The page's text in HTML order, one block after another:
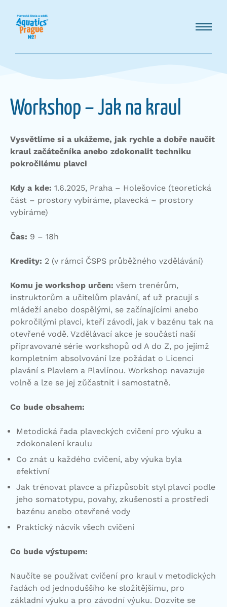
Workshop – Jak na kraul
Vysvětlíme si a ukážeme, jak rychle a dobře naučit
kraul začátečníka anebo zdokonalit techniku
pokročilému plavci
Kdy a kde: 1.6.2025, Praha – Holešovice (teoretická
část – prostory vybíráme, plavecká – prostory
vybíráme)
Čas: 9 – 18h
Kredity: 2 (v rámci ČSPS průběžného vzdělávání)
Komu je workshop určen: všem trenérům,
instruktorům a učitelům plavání, ať už pracují s
mládeží anebo dospělými, se začínajícími anebo
pokročilými plavci, kteří závodí, jak v bazénu tak na
otevřené vodě. Vzdělávací akce je součástí naší
připravované série workshopů od A do Z, po jejímž
kompletním absolvování lze požádat o Licenci
plavání s Plavlem a Plavlínou. Workshop navazuje
volně a lze se jej zůčastnit i samostatně.
Co bude obsahem:
Metodická řada plaveckých cvičení pro výuku a
zdokonalení kraulu
Co znát u každého cvičení, aby výuka byla
efektivní
Jak trénovat plavce a přizpůsobit styl plavci podle
jeho somatotypu, povahy, zkušeností a prostředí
bazénu anebo otevřené vody
Praktický nácvik všech cvičení
Co bude výstupem:
Naučíte se používat cvičení pro kraul v metodických
řadách od jednoduššího ke složitějšímu, pro
základní výuku a pro závodní výuku. Dozvíte se